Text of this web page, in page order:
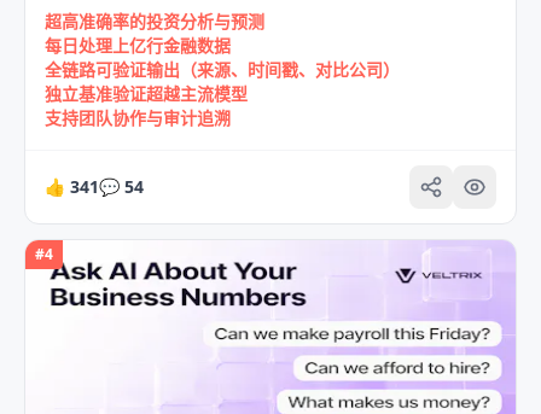
超高准确率的投资分析与预测
每日处理上亿行金融数据
全链路可验证输出（来源、时间戳、对比公司）
独立基准验证超越主流模型
支持团队协作与审计追溯
👍 341💬 54
#4